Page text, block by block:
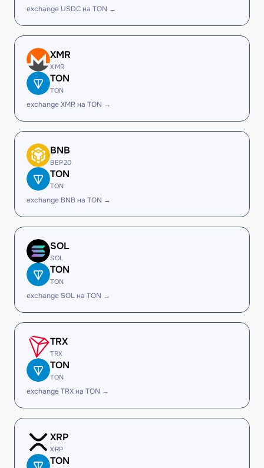
exchange USDC на TON →
XMR
XMR
TON
TON
exchange XMR на TON →
BNB
BEP20
TON
TON
exchange BNB на TON →
SOL
SOL
TON
TON
exchange SOL на TON →
TRX
TRX
TON
TON
exchange TRX на TON →
XRP
XRP
TON